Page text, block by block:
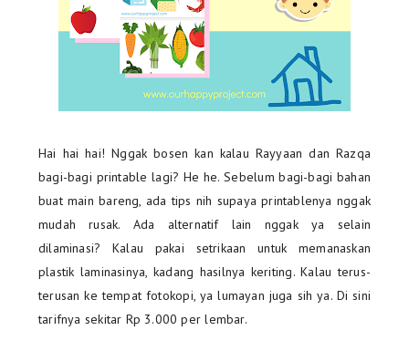
Hai hai hai! Nggak bosen kan kalau Rayyaan dan Razqa
bagi-bagi printable lagi? He he. Sebelum bagi-bagi bahan
buat main bareng, ada tips nih supaya printablenya nggak
mudah rusak. Ada alternatif lain nggak ya selain
dilaminasi? Kalau pakai setrikaan untuk memanaskan
plastik laminasinya, kadang hasilnya keriting. Kalau terus-
terusan ke tempat fotokopi, ya lumayan juga sih ya. Di sini
tarifnya sekitar Rp 3.000 per lembar.